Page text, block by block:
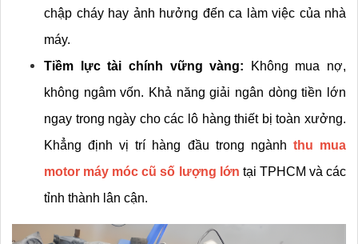
chập cháy hay ảnh hưởng đến ca làm việc của nhà
máy.
Tiềm lực tài chính vững vàng: Không mua nợ,
không ngâm vốn. Khả năng giải ngân dòng tiền lớn
ngay trong ngày cho các lô hàng thiết bị toàn xưởng.
Khẳng định vị trí hàng đầu trong ngành thu mua
motor máy móc cũ số lượng lớn tại TPHCM và các
tỉnh thành lân cận.